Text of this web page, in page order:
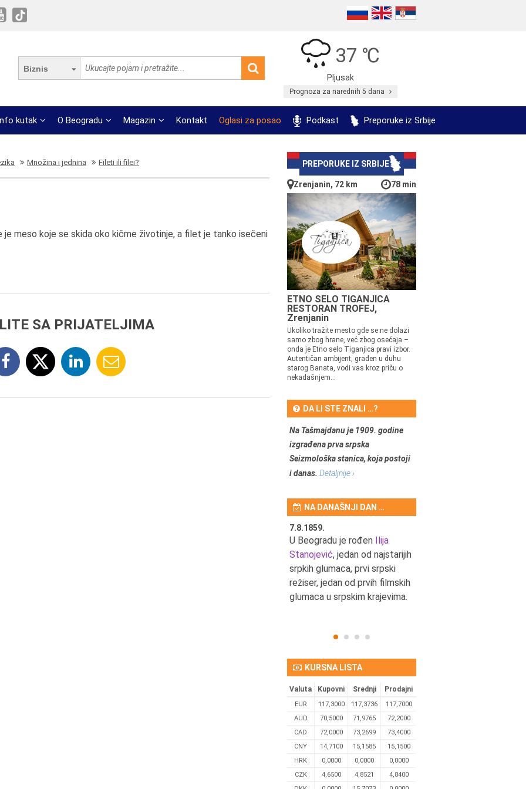
Biznis
37 ℃
Pljusak
Prognoza za narednih 5 dana
kutak O Beogradu Magazin Kontakt Oglasi za posao Podkast Preporuke iz Srbije
Množina i jednina Fileti ili filei?
je meso koje se skida oko kičme životinje, a filet je tanko isečeni
SA PRIJATELJIMA
PREPORUKE IZ SRBIJE
Zrenjanin, 72 km 78 min
ETNO SELO TIGANJICA
RESTORAN TROFEJ,
Zrenjanin
Ukoliko tražite mesto gde se ne dolazi
samo zbog hrane, već zbog osećaja –
onda je Etno selo Tiganjica pravi izbor.
Autentičan ambijent, građen u duhu
starog Banata, vodi vas kroz priču o
nekadašnjem...
DA LI STE ZNALI …?
Na Tašmajdanu je 1909. godine
izgrađena prva srpska
Seizmološka stanica, koja postoji
i danas. Detaljnije ›
NA DANAŠNJI DAN …
7.8.1859.
U Beogradu je rođen Ilija
Stanojević, jedan od najstarijih
srpkih glumaca, prvi srpski
režiser, jedan od prvih filmskih
glumaca u srpskim krajevima.
KURSNA LISTA
Valuta Kupovni Srednji Prodajni
EUR 117,3000 117,3736
117,7000
AUD
70,5000 71,9765
72,2000
CAD
72,0000 73,2699
73,4000
CNY
14,7100 15,1585
15,1500
HRK
0,0000 0,0000
0,0000
CZK
4,6500 4,8521
4,8400